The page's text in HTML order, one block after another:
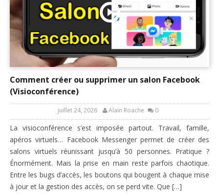
Comment créer ou supprimer un salon Facebook
(Visioconférence)
juillet 24, 2026 Alain Roache 0
La visioconférence s’est imposée partout. Travail, famille,
apéros virtuels… Facebook Messenger permet de créer des
salons virtuels réunissant jusqu’à 50 personnes. Pratique ?
Énormément. Mais la prise en main reste parfois chaotique.
Entre les bugs d’accès, les boutons qui bougent à chaque mise
à jour et la gestion des accès, on se perd vite. Que […]